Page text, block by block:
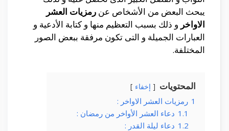
يبحث البعض من الأشخاص عن رمزيات العشر
الاواخر و ذلك بسبب التعظيم منها و كتابة الأدعية و
العبارات الجميلة و التى تكون مرفقة ببعض الصور
المختلفة.
المحتويات إخفاء
1 رمزيات العشر الاواخر :
1.1 دعاء العشر الأواخر من رمضان :
1.2 دعاء ليلة القدر :